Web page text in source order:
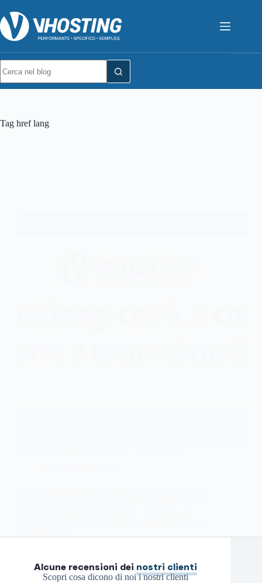
Tag href lang
Alcune recensioni dei nostri clienti
Scopri cosa dicono di noi i nostri clienti